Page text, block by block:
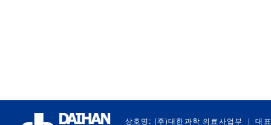
상호명: (주)대한과학 의료사업부 |
대